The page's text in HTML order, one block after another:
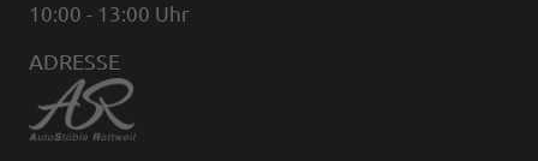
10:00 - 13:00 Uhr
ADRESSE